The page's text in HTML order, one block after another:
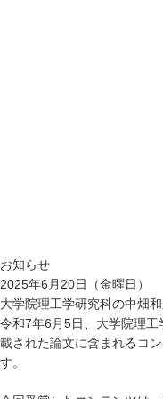
お知らせ
2025年6月20日（金曜日）
大学院理工学研究科の中畑
令和7年6月5日、大学院理
載された論文に含まれるコ
す。